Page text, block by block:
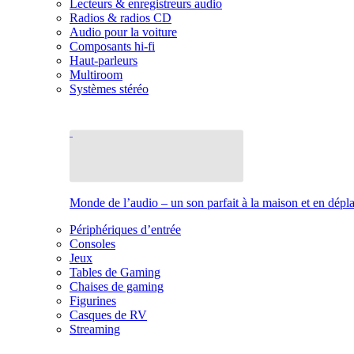
Lecteurs & enregistreurs audio
Radios & radios CD
Audio pour la voiture
Composants hi-fi
Haut-parleurs
Multiroom
Systèmes stéréo
Monde de l’audio – un son parfait à la maison et en
Périphériques d’entrée
Consoles
Jeux
Tables de Gaming
Chaises de gaming
Figurines
Casques de RV
Streaming